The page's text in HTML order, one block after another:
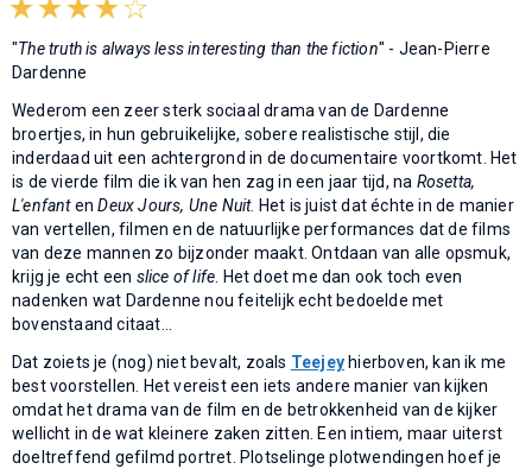
"The truth is always less interesting than the fiction" - Jean-Pierre
Dardenne
Wederom een zeer sterk sociaal drama van de Dardenne
broertjes, in hun gebruikelijke, sobere realistische stijl, die
inderdaad uit een achtergrond in de documentaire voortkomt. Het
is de vierde film die ik van hen zag in een jaar tijd, na Rosetta,
L'enfantenDeux Jours, Une Nuit. Het is juist dat échte in de manier
van vertellen, filmen en de natuurlijke performances dat de films
van deze mannen zo bijzonder maakt. Ontdaan van alle opsmuk,
krijg je echt een slice of life . Het doet me dan ook toch even
nadenken wat Dardenne nou feitelijk echt bedoelde met
bovenstaand citaat...
Dat zoiets je (nog) niet bevalt, zoals Teejey hierboven, kan ik me
best voorstellen. Het vereist een iets andere manier van kijken
omdat het drama van de film en de betrokkenheid van de kijker
wellicht in de wat kleinere zaken zitten. Een intiem, maar uiterst
doeltreffend gefilmd portret. Plotselinge plotwendingen hoef je